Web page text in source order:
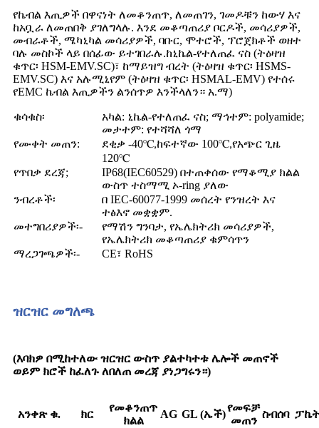
የኬብል እጢዎች በዋናነት ለመቆንጠጥ, ለመጠገን, ገመዶቹን ከውሃ እና
ከአቧራ ለመጠበቅ ያገለግላሉ. እንደ መቆጣጠሪያ ቦርዶች, መሳሪያዎች,
መብራቶች, ሜካኒካል መሳሪያዎች, ባቡር, ሞተሮች, ፕሮጀክቶች ወዘተ
ባሉ መስኮች ላይ በሰፊው ይተገበራሉ.ከኒኬል-የተለጠፈ ናስ (ትዕዛዝ
ቁጥር፡ HSM-EMV.SC)፣ ከማይዝግ ብረት (ትዕዛዝ ቁጥር፡ HSMS-
EMV.SC) እና አሉሚኒየም (ትዕዛዝ ቁጥር፡ HSMAL-EMV) የተሰሩ
የEMC ኬብል እጢዎችን ልንሰጥዎ እንችላለን። አ.ማ)
ቁሳቁስ፡
አካል: ኒኬል-የተለጠፈ ናስ; ማኅተም: polyamide;
መታተም: የተሻሻለ ጎማ
የሙቀት መጠን:
ደቂቃ -40℃,ከፍተኛው 100℃,የአጭር ጊዜ
120℃
የጥበቃ ደረጃ;
IP68(IEC60529) በተጠቀሰው የማቆሚያ ክልል
ውስጥ ተስማሚ ኦ-ring ያለው
ንብረቶች፡
በ IEC-60077-1999 መሰረት የንዝረት እና
ተፅእኖ መቋቋም.
መተግበሪያዎች፡-
የማሽን ግንባታ, የኤሌክትሪክ መሳሪያዎች,
የኤሌክትሪክ መቆጣጠሪያ ቁምሳጥን
ማረጋገጫዎች፡-
CE፣ RoHS
ዝርዝር መግለጫ
(እባክዎ በሚከተለው ዝርዝር ውስጥ ያልተካተቱ ሌሎች መጠኖች
ወይም ክሮች ከፈለጉ ለበለጠ መረጃ ያነጋግሩን።)
አንቀጽ ቁ. ክር
የመቆንጠጥ
ክልል
AG GL (ኤች)
የመፍቻ
መጠን
ስብሰባ